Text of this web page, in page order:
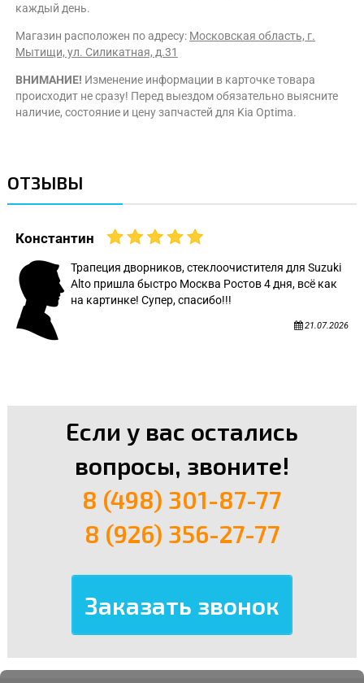
каждый день.
Магазин расположен по адресу: Московская область, г.
Мытищи, ул. Силикатная, д.31
ВНИМАНИЕ! Изменение информации в карточке товара
происходит не сразу! Перед выездом обязательно выясните
наличие, состояние и цену запчастей для Kia Optima.
ОТЗЫВЫ
Константин
Трапеция дворников, стеклоочистителя для Suzuki
Alto пришла быстро Москва Ростов 4 дня, всё как
на картинке! Супер, спасибо!!!
21.07.2026
Если у вас остались
вопросы, звоните!
8 (498) 301-87-77
8 (926) 356-27-77